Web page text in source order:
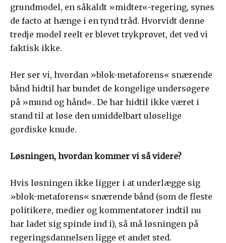
grundmodel, en såkaldt »midter«-regering, synes
de facto at hænge i en tynd tråd. Hvorvidt denne
tredje model reelt er blevet trykprøvet, det ved vi
faktisk ikke.
Her ser vi, hvordan »blok-metaforens« snærende
bånd hidtil har bundet de kongelige undersøgere
på »mund og hånd«. De har hidtil ikke været i
stand til at løse den umiddelbart uløselige
gordiske knude.
Løsningen, hvordan kommer vi så videre?
Hvis løsningen ikke ligger i at underlægge sig
»blok-metaforens« snærende bånd (som de fleste
politikere, medier og kommentatorer indtil nu
har ladet sig spinde ind i), så må løsningen på
regeringsdannelsen ligge et andet sted.